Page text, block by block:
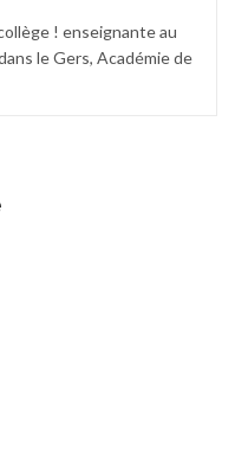
! enseignante au
le Gers, Académie de